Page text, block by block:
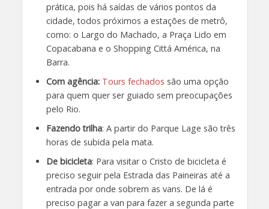
prática, pois há saídas de vários pontos da
cidade, todos próximos a estações de metrô,
como: o Largo do Machado, a Praça Lido em
Copacabana e o Shopping Cittá América, na
Barra.
Com agência: Tours fechados são uma opção
para quem quer ser guiado sem preocupações
pelo Rio.
Fazendo trilha: A partir do Parque Lage são três
horas de subida pela mata.
De bicicleta: Para visitar o Cristo de bicicleta é
preciso seguir pela Estrada das Paineiras até a
entrada por onde sobrem as vans. De lá é
preciso pagar a van para fazer a segunda parte